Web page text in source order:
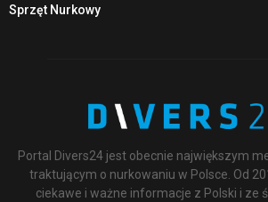
Sprzęt Nurkowy
Portal Divers24 jest obecnie największym
traktującym o nurkowaniu w Polsce. Od
ciekawe i ważne informacje z Polski i ze